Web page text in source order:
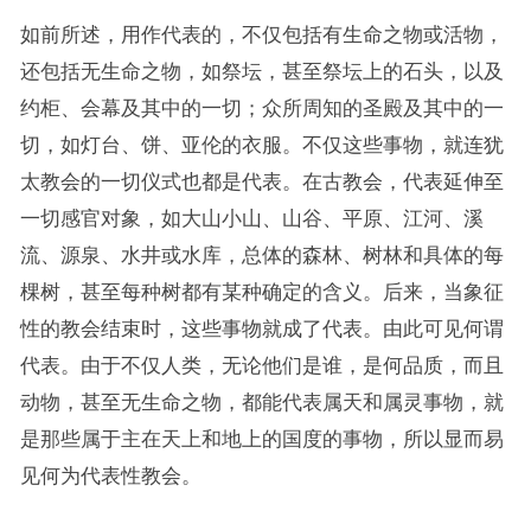
如前所述，用作代表的，不仅包括有生命之物或活物，
还包括无生命之物，如祭坛，甚至祭坛上的石头，以及
约柜、会幕及其中的一切；众所周知的圣殿及其中的一
切，如灯台、饼、亚伦的衣服。不仅这些事物，就连犹
太教会的一切仪式也都是代表。在古教会，代表延伸至
一切感官对象，如大山小山、山谷、平原、江河、溪
流、源泉、水井或水库，总体的森林、树林和具体的每
棵树，甚至每种树都有某种确定的含义。后来，当象征
性的教会结束时，这些事物就成了代表。由此可见何谓
代表。由于不仅人类，无论他们是谁，是何品质，而且
动物，甚至无生命之物，都能代表属天和属灵事物，就
是那些属于主在天上和地上的国度的事物，所以显而易
见何为代表性教会。